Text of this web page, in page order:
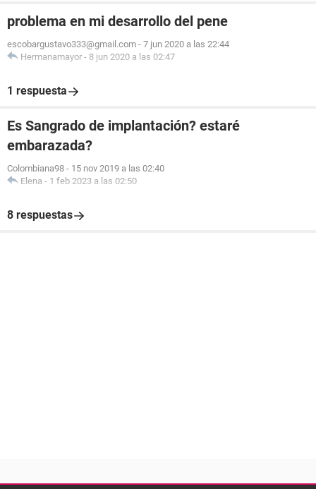
problema en mi desarrollo del pene
escobargustavo333@gmail.com - 7 jun 2020 a las 22:44
Hermanamayor - 8 jun 2020 a las 02:47
1 respuesta
Es Sangrado de implantación? estaré
embarazada?
Colombiana98 - 15 nov 2019 a las 02:40
Elena - 1 feb 2023 a las 02:50
8 respuestas